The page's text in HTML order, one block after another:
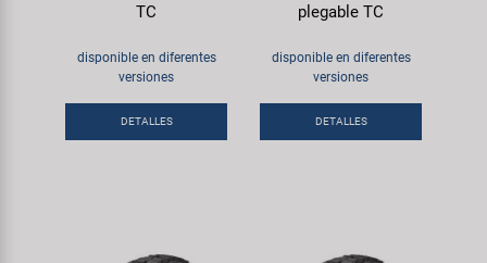
TC
disponible en diferentes
versiones
DETALLES
plegable TC
disponible en diferentes
versiones
DETALLES